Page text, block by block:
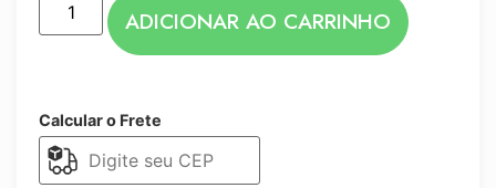
ADICIONAR AO CARRINHO
Calcular o Frete